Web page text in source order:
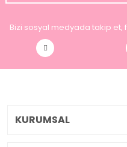
Bizi sosyal medyada takip et,
KURUMSAL